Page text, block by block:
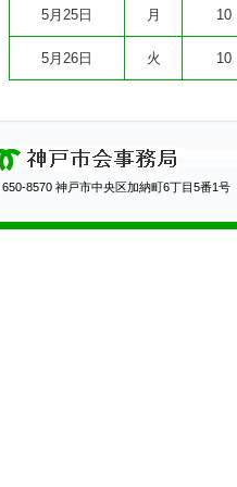
5月25日 月 10
5月26日 火 10
650-8570 神戸市中央区加納町6丁目5番1